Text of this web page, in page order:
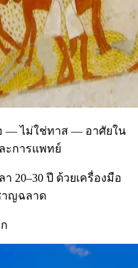
— ไม่ใช่ทาส — อาศัยใน
ะการแพทย์
20–30 ปี ด้วยเครื่องมือ
าญฉลาด